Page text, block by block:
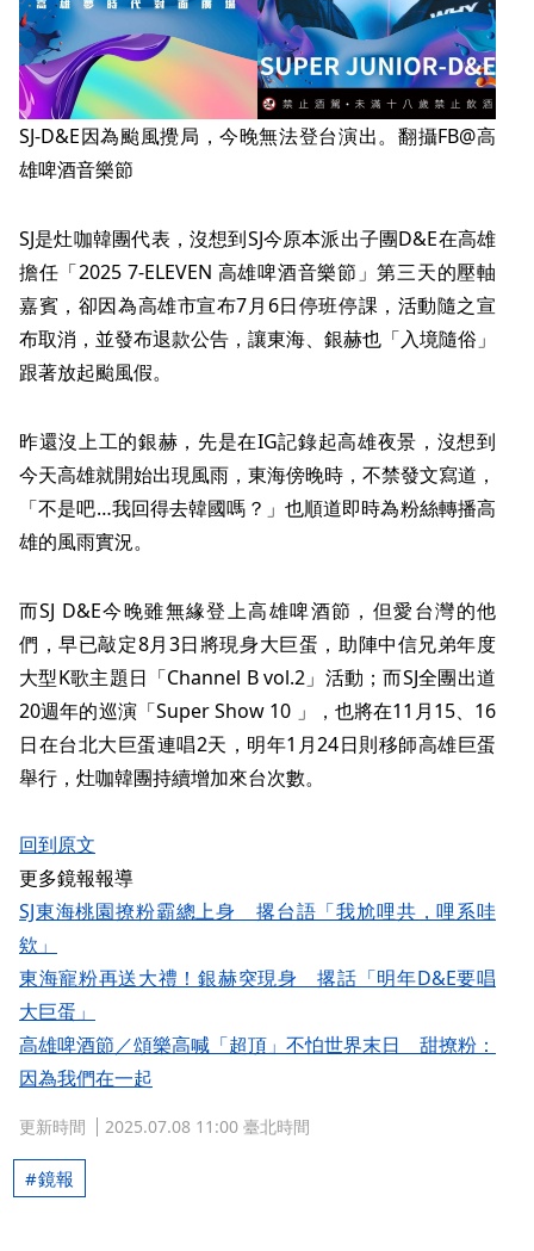
SJ-D&E因為颱風攪局，今晚無法登台演出。翻攝FB@高
雄啤酒音樂節
SJ是灶咖韓團代表，沒想到SJ今原本派出子團D&E在高雄
擔任「2025 7-ELEVEN 高雄啤酒音樂節」第三天的壓軸
嘉賓，卻因為高雄市宣布7月6日停班停課，活動隨之宣
布取消，並發布退款公告，讓東海、銀赫也「入境隨俗」
跟著放起颱風假。
昨還沒上工的銀赫，先是在IG記錄起高雄夜景，沒想到
今天高雄就開始出現風雨，東海傍晚時，不禁發文寫道，
「不是吧…我回得去韓國嗎？」也順道即時為粉絲轉播高
雄的風雨實況。
而SJ D&E今晚雖無緣登上高雄啤酒節，但愛台灣的他
們，早已敲定8月3日將現身大巨蛋，助陣中信兄弟年度
大型K歌主題日「Channel B vol.2」活動；而SJ全團出道
20週年的巡演「Super Show 10 」，也將在11月15、16
日在台北大巨蛋連唱2天，明年1月24日則移師高雄巨蛋
舉行，灶咖韓團持續增加來台次數。
回到原文
更多鏡報報導
SJ東海桃園撩粉霸總上身 撂台語「我尬哩共，哩系哇
欸」
東海寵粉再送大禮！銀赫突現身 撂話「明年D&E要唱
大巨蛋」
高雄啤酒節／頌樂高喊「超頂」不怕世界末日 甜撩粉：
因為我們在一起
更新時間 2025.07.08 11:00 臺北時間
鏡報